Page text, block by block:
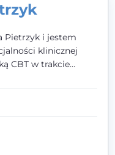
Pietrzyk i jestem
klinicznej
CBT w trakcie
którzy
momentach -
stresu,
nastroju,
a także po prostu